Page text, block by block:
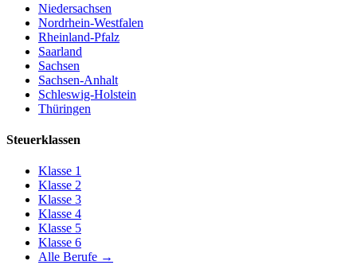
Niedersachsen
Nordrhein-Westfalen
Rheinland-Pfalz
Saarland
Sachsen
Sachsen-Anhalt
Schleswig-Holstein
Thüringen
Steuerklassen
Klasse 1
Klasse 2
Klasse 3
Klasse 4
Klasse 5
Klasse 6
Alle Berufe →